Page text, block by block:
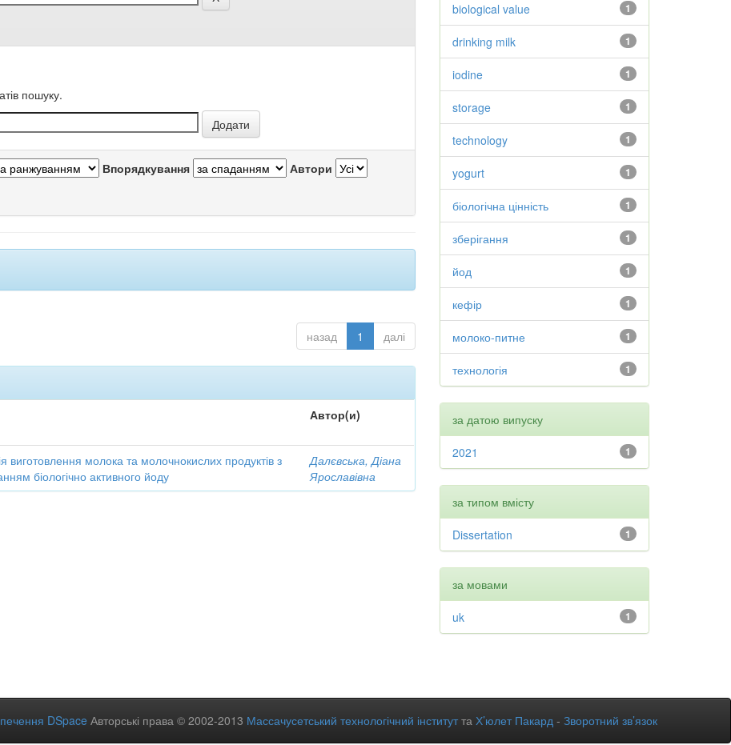
пошуку.
Впорядкування Автори
назад 1 далі
Автор(и)
виготовлення молока та молочнокислих продуктів з
біологічно активного йоду
Далєвська, Діана
Ярославівна
1
biological value
1
drinking milk
1
iodine
1
storage
1
technology
1
yogurt
1
біологічна цінність
1
зберігання
1
йод
1
кефір
1
молоко-питне
1
технологія
за датою випуску
1
2021
за типом вмісту
1
Dissertation
за мовами
1
uk
DSpace Авторські права © 2002-2013 Массачусетський технологічний інститутта Х’юлет Пакард - Зворотний зв’язок